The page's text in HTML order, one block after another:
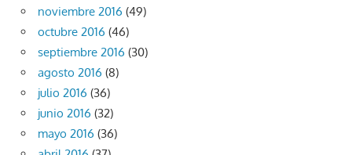
noviembre 2016 (49)
octubre 2016 (46)
septiembre 2016 (30)
agosto 2016 (8)
julio 2016 (36)
junio 2016 (32)
mayo 2016 (36)